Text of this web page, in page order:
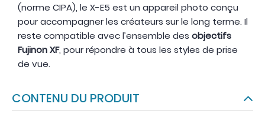
(norme CIPA), le X-E5 est un appareil photo conçu
pour accompagner les créateurs sur le long terme. Il
reste compatible avec l’ensemble des objectifs
Fujinon XF, pour répondre à tous les styles de prise
de vue.
CONTENU DU PRODUIT